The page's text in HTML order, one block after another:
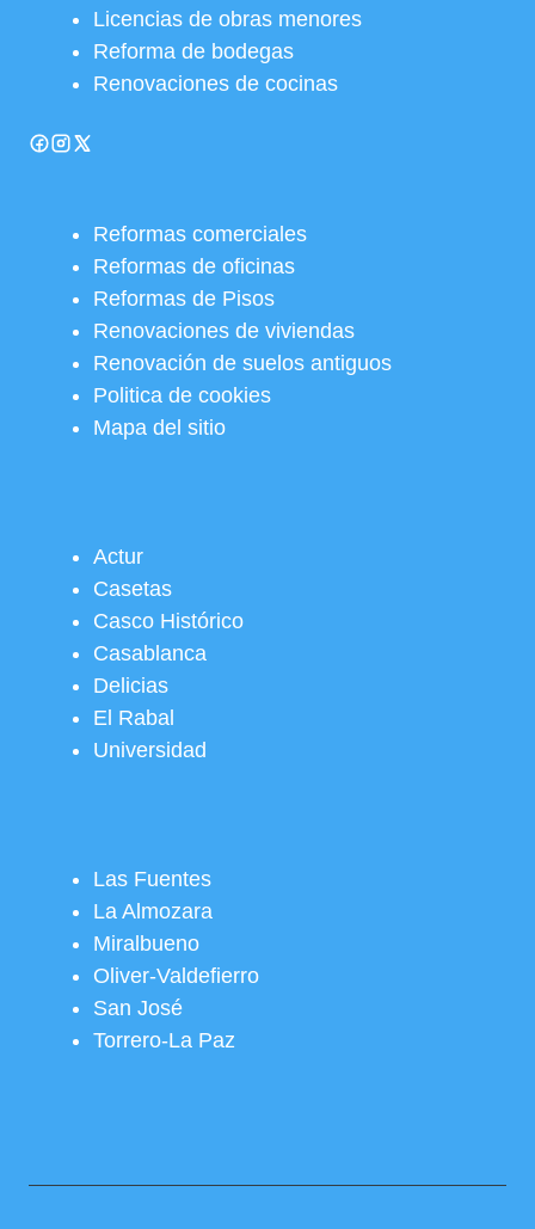
Licencias de obras menores
Reforma de bodegas
Renovaciones de cocinas
Reformas comerciales
Reformas de oficinas
Reformas de Pisos
Renovaciones de viviendas
Renovación de suelos antiguos
Politica de cookies
Mapa del sitio
Actur
Casetas
Casco Histórico
Casablanca
Delicias
El Rabal
Universidad
Las Fuentes
La Almozara
Miralbueno
Oliver-Valdefierro
San José
Torrero-La Paz